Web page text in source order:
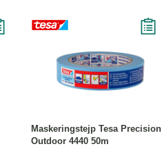
Maskeringstejp Tesa Precision
Outdoor 4440 50m